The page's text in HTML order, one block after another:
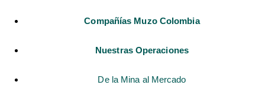
Compañías Muzo Colombia
Nuestras Operaciones
De la Mina al Mercado